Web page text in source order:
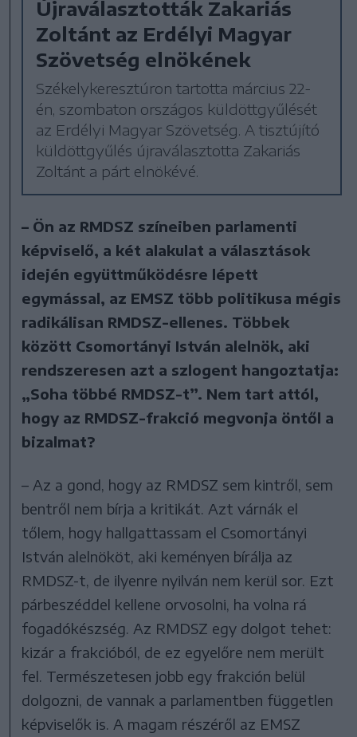
Újraválasztották Zakariás
Zoltánt az Erdélyi Magyar
Szövetség elnökének
Székelykeresztúron tartotta március 22-
én, szombaton országos küldöttgyűlését
az Erdélyi Magyar Szövetség. A tisztújító
küldöttgyűlés újraválasztotta Zakariás
Zoltánt a párt elnökévé.
– Ön az RMDSZ színeiben parlamenti
képviselő, a két alakulat a választások
idején együttműködésre lépett
egymással, az EMSZ több politikusa mégis
radikálisan RMDSZ-ellenes. Többek
között Csomortányi István alelnök, aki
rendszeresen azt a szlogent hangoztatja:
„Soha többé RMDSZ-t”. Nem tart attól,
hogy az RMDSZ-frakció megvonja öntől a
bizalmat?
– Az a gond, hogy az RMDSZ sem kintről, sem
bentről nem bírja a kritikát. Azt várnák el
tőlem, hogy hallgattassam el Csomortányi
István alelnököt, aki keményen bírálja az
RMDSZ-t, de ilyenre nyilván nem kerül sor. Ezt
párbeszéddel kellene orvosolni, ha volna rá
fogadókészség. Az RMDSZ egy dolgot tehet:
kizár a frakcióból, de ez egyelőre nem merült
fel. Természetesen jobb egy frakción belül
dolgozni, de vannak a parlamentben független
képviselők is. A magam részéről az EMSZ